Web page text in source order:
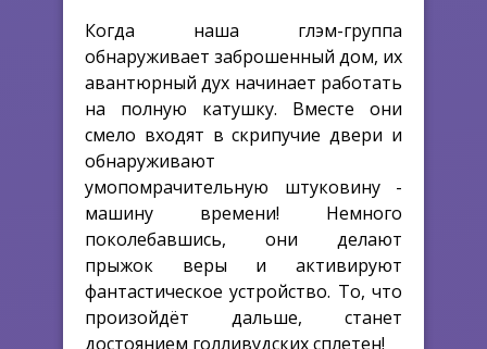
Когда наша глэм-группа
обнаруживает заброшенный дом, их
авантюрный дух начинает работать
на полную катушку. Вместе они
смело входят в скрипучие двери и
обнаруживают
умопомрачительную штуковину -
машину времени! Немного
поколебавшись, они делают
прыжок веры и активируют
фантастическое устройство. То, что
произойдёт дальше, станет
достоянием голливудских сплетен!